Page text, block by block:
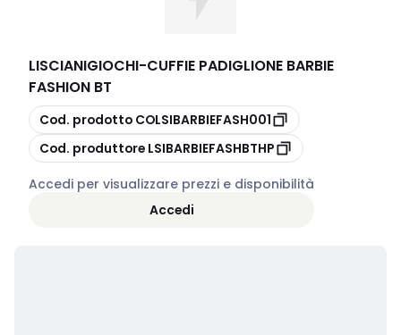
LISCIANIGIOCHI-CUFFIE PADIGLIONE BARBIE
FASHION BT
copia
Cod. prodotto COLSIBARBIEFASH001
copia
Cod. produttore LSIBARBIEFASHBTHP
Accedi per visualizzare prezzi e disponibilità
Accedi